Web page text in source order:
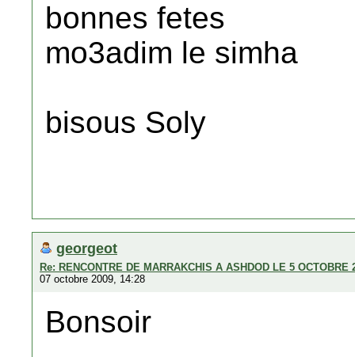
bonnes fetes
mo3adim le simha
bisous Soly
georgeot
Re: RENCONTRE DE MARRAKCHIS A ASHDOD LE 5 OCTOBRE
07 octobre 2009, 14:28
Bonsoir